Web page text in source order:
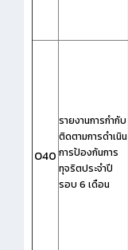
O40
รายงานการกำกับ
ติดตามการดำเนิน
การป้องกันการ
ทุจริตประจำปี
รอบ 6 เดือน